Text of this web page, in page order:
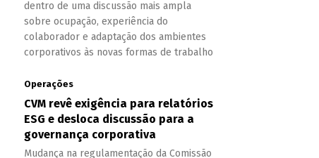
dentro de uma discussão mais ampla
sobre ocupação, experiência do
colaborador e adaptação dos ambientes
corporativos às novas formas de trabalho
Operações
CVM revê exigência para relatórios
ESG e desloca discussão para a
governança corporativa
Mudança na regulamentação da Comissão